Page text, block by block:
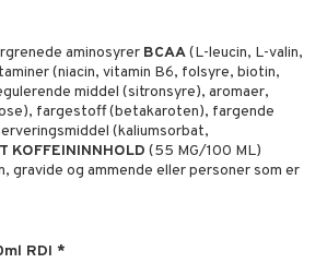
aminosyrer BCAA(L-leucin, L-valin,
(niacin, vitamin B6, folsyre, biotin,
middel (sitronsyre), aromaer,
fargestoff (betakaroten), fargende
(kaliumsorbat,
KOFFEININNHOLD (55 MG/100 ML)
gravide og ammende eller personer som er
RDI *